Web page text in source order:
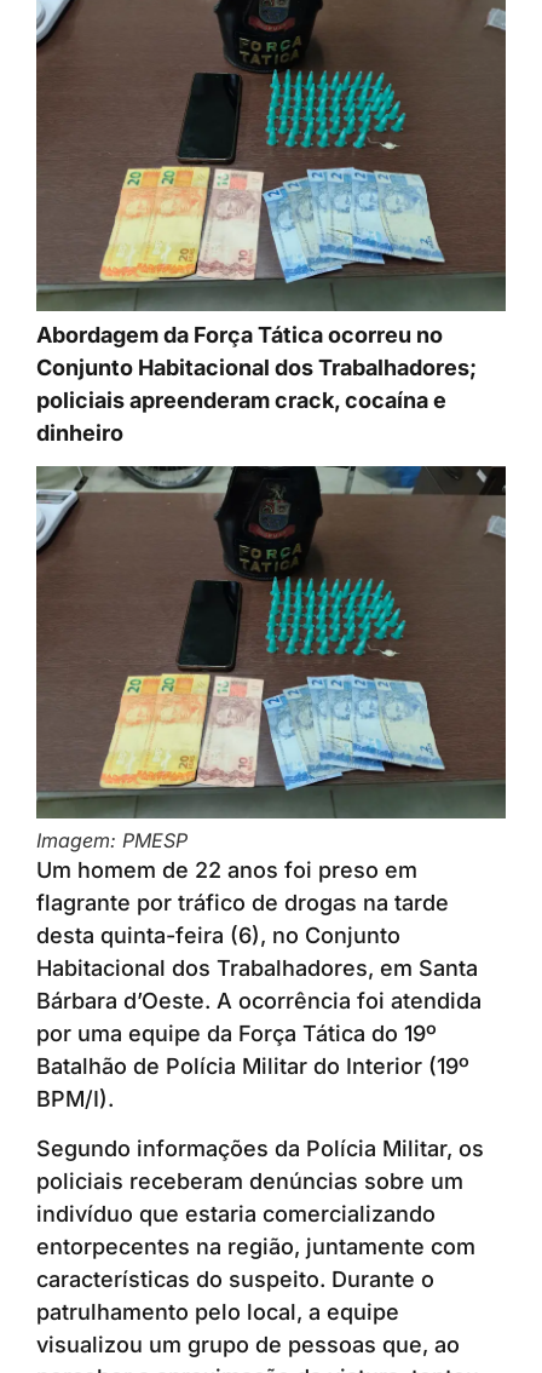
Abordagem da Força Tática ocorreu no
Conjunto Habitacional dos Trabalhadores;
policiais apreenderam crack, cocaína e
dinheiro
Imagem: PMESP
Um homem de 22 anos foi preso em
flagrante por tráfico de drogas na tarde
desta quinta-feira (6), no Conjunto
Habitacional dos Trabalhadores, em Santa
Bárbara d’Oeste. A ocorrência foi atendida
por uma equipe da Força Tática do 19º
Batalhão de Polícia Militar do Interior (19º
BPM/I).
Segundo informações da Polícia Militar, os
policiais receberam denúncias sobre um
indivíduo que estaria comercializando
entorpecentes na região, juntamente com
características do suspeito. Durante o
patrulhamento pelo local, a equipe
visualizou um grupo de pessoas que, ao